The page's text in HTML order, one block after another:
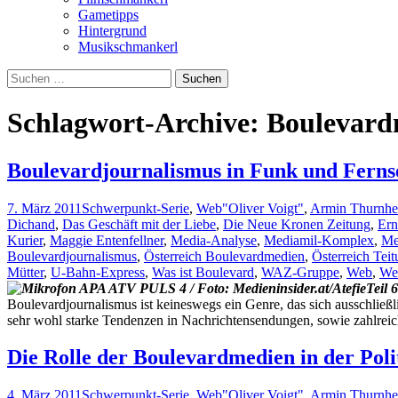
Gametipps
Hintergrund
Musikschmankerl
Suchen
nach:
Schlagwort-Archive:
Boulevardjournalismus in Funk und
7. März 2011 Schwerpunkt-Serie, Web"Oliver Voigt", Armin
Dichand, Das Geschäft mit der Liebe, Die Neue Kronen Zeitung,
Kurier, Maggie Entenfellner, Media-Analyse, Mediamil-Komplex,
Boulevardjournalismus, Österreich Boulevardmedien, Österreich
Mütter, U-Bahn-Express, Was ist Boulevard, WAZ-Gruppe, Web,
Teil
Boulevardjournalismus ist keineswegs ein Genre, das sich
sehr wohl starke Tendenzen in Nachrichtensendungen, sowie
Die Rolle der Boulevardmedien in der